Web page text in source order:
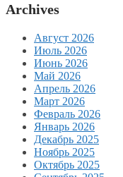
Archives
Август 2026
Июль 2026
Июнь 2026
Май 2026
Апрель 2026
Март 2026
Февраль 2026
Январь 2026
Декабрь 2025
Ноябрь 2025
Октябрь 2025